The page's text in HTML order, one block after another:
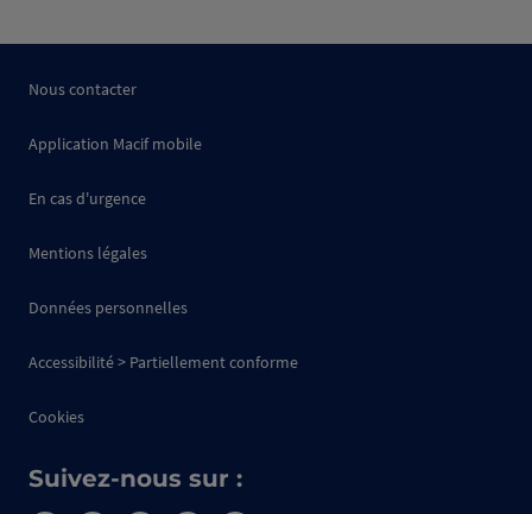
Nous contacter
Application Macif mobile
En cas d'urgence
Mentions légales
Données personnelles
Accessibilité > Partiellement conforme
Cookies
Suivez-nous sur :